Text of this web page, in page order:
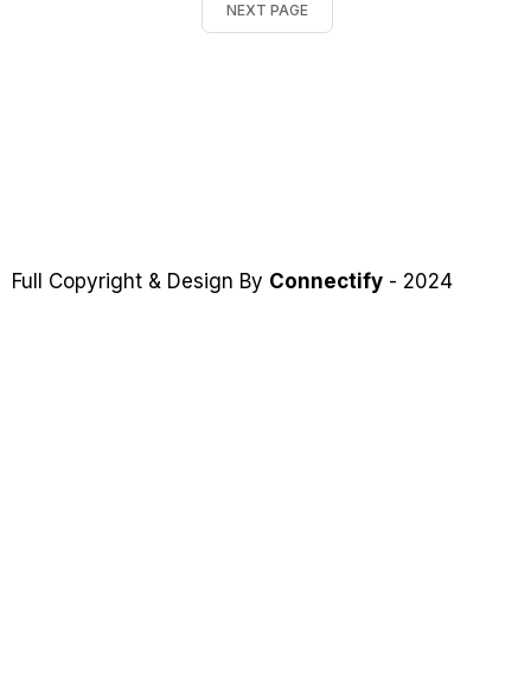
NEXT PAGE
Full Copyright & Design By Connectify - 2024